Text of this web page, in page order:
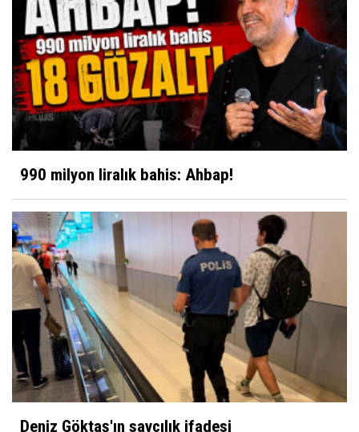
990 milyon liralık bahis: Ahbap!
Deniz Göktaş'ın savcılık ifadesi